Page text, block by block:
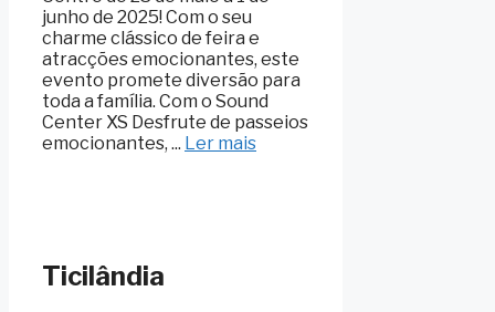
junho de 2025! Com o seu
charme clássico de feira e
atracções emocionantes, este
evento promete diversão para
toda a família. Com o Sound
Center XS Desfrute de passeios
emocionantes, ... Ler mais
Ticilândia